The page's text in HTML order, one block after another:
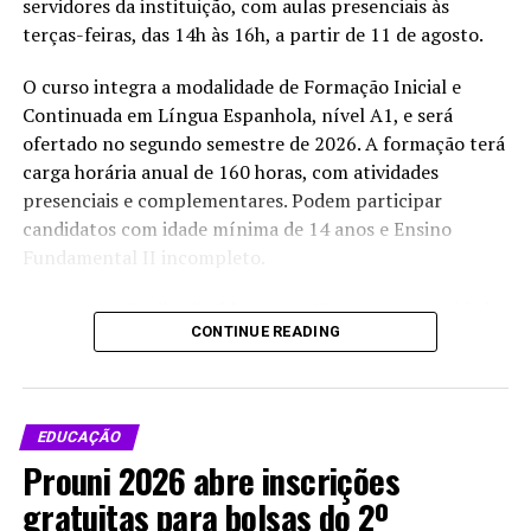
10 de agosto.
Os professores credenciados deverão atuar em
disciplinas, orientação ou coorientação de estudantes,
projetos de pesquisa, inovação, extensão,
internacionalização, planejamento acadêmico,
autoavaliação e divulgação científica. O credenciamento
também reforça a estrutura do programa em uma área
estratégica para o Acre, onde a formação de
de tecnologias para a Amazônia.
X
LinkedIn Telegram
servidores da instituição, com aulas presenciais às
terças-feiras, das 14h às 16h, a partir de 11 de agosto.
O curso integra a modalidade de Formação Inicial e
Continuada em Língua Espanhola, nível A1, e será
ofertado no segundo semestre de 2026. A formação terá
carga horária anual de 160 horas, com atividades
presenciais e complementares. Podem participar
candidatos com idade mínima de 14 anos e Ensino
Fundamental II incompleto.
As vagas estão distribuídas entre 13 para a comunidade
externa, oito para estudantes do Ifac e quatro para
todas as vagas, a instituição poderá redistribuir as
oportunidades entre os demais inscritos, com prioridade
para a comunidade externa.
As inscrições podem ser feitas pela internet, por meio
CONTINUE READING
EDUCAÇÃO
Prouni 2026 abre inscrições
gratuitas para bolsas do 2º